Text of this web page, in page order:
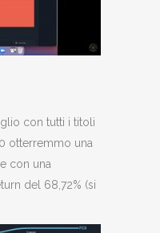
con tutti i titoli
otterremmo una
con una
del 68,72% (si